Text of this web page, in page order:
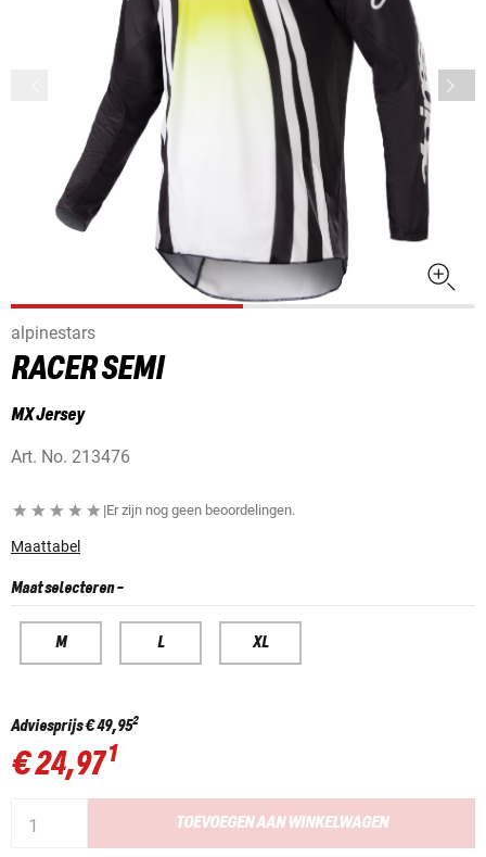
alpinestars
RACER SEMI
MX Jersey
Art. No. 213476
|Er zijn nog geen beoordelingen.
Maattabel
Maat selecteren-
M L XL
Adviesprijs€ 49,952
€ 24,971
TOEVOEGEN AAN WINKELWAGEN